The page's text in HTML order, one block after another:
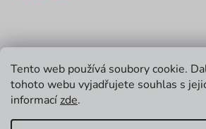
Tento web používá soubory cookie.
tohoto webu vyjadřujete souhlas s
informací zde.
Velkoobchod
Firemní dárky